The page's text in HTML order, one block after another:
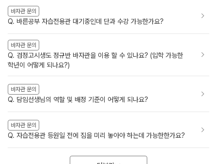
바자관 문의
Q. 바른공부 자습전용관 대기중인데 단과 수강 가능한가요?
바자관 문의
Q. 검정고시생도 정규반 바자관을 이용 할 수 있나요? (입학 가능한
학년이 어떻게 되나요?)
바자관 문의
Q. 담임선생님의 역할 및 배정 기준이 어떻게 되나요?
바자관 문의
Q. 자습전용관 등원일 전에 짐을 미리 놓아야 하는데 가능한한가요?